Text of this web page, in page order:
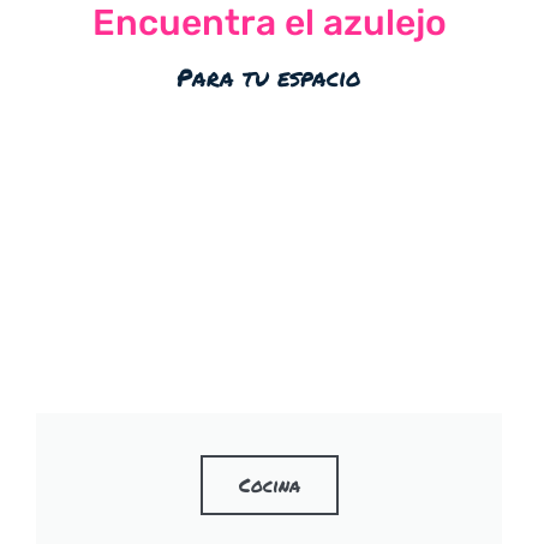
Encuentra el azulejo
Para tu espacio
Cocina